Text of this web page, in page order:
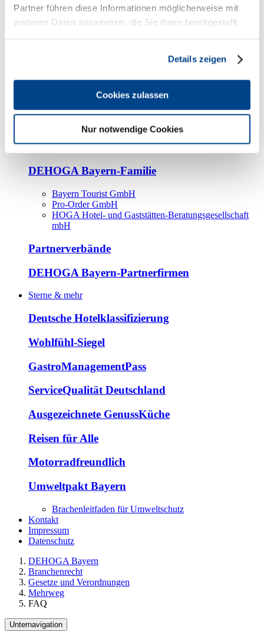
Partner führen diese Informationen möglicherweise mit
weiteren Daten zusammen, die Sie ihnen bereitgestellt
Details zeigen
Cookies zulassen
Nur notwendige Cookies
Kooperationspartner
Tourismusorganisationen
Bayern Tourismus Marketing GmbH
DEHOGA-Familie
Bundesverband
Fachverbände
DEHOGA Bayern-Familie
Bayern Tourist GmbH
Pro-Order GmbH
HOGA Hotel- und Gaststätten-Beratungsgesellschaft
mbH
Partnerverbände
DEHOGA Bayern-Partnerfirmen
Sterne & mehr
Deutsche Hotelklassifizierung
Wohlfühl-Siegel
GastroManagementPass
ServiceQualität Deutschland
Ausgezeichnete GenussKüche
Reisen für Alle
Motorradfreundlich
Umweltpakt Bayern
Brachenleitfaden für Umweltschutz
Kontakt
Impressum
Datenschutz
DEHOGA Bayern
Branchenrecht
Gesetze und Verordnungen
Mehrweg
FAQ
Unternavigation